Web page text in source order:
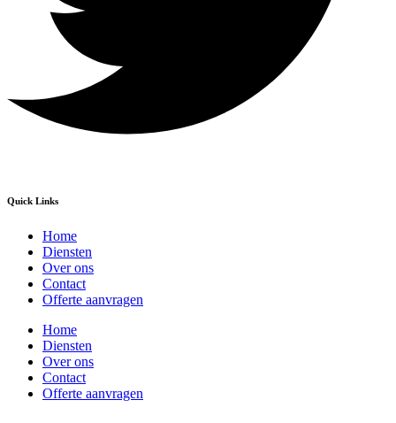
Quick Links
Home
Diensten
Over ons
Contact
Offerte aanvragen
Home
Diensten
Over ons
Contact
Offerte aanvragen